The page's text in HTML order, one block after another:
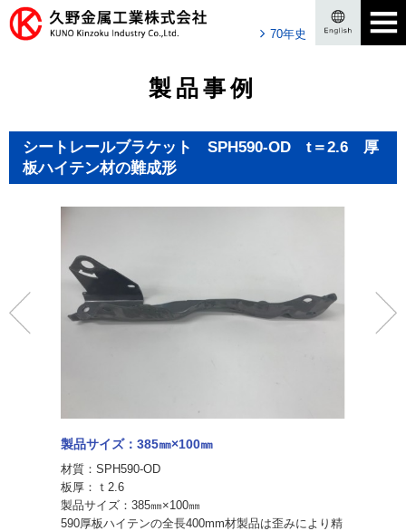
70年史
製品事例
シートレールブラケット SPH590-OD t＝2.6 厚
板ハイテン材の難成形
製品サイズ：385㎜×100㎜
材質：SPH590-OD
板厚：ｔ2.6
製品サイズ：385㎜×100㎜
590厚板ハイテンの全長400mm材製品は歪みにより精